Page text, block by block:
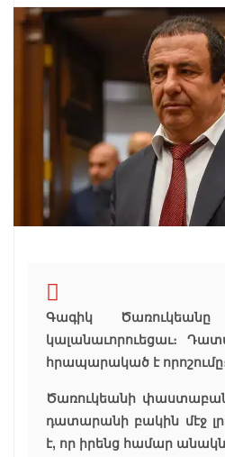
Գագիկ
կալանաւորուեցաւ։
հրապարակած է
Ծառուկեանի
դատարանի բակին մէջ
է, որ իրենց համար